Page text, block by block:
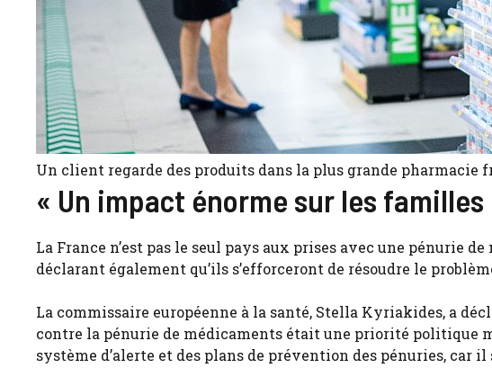
Un client regarde des produits dans la plus grande pharmacie
« Un impact énorme sur les familles
La France n’est pas le seul pays aux prises avec une pénurie
déclarant également qu’ils s’efforceront de résoudre le
La commissaire européenne à la santé, Stella Kyriakides, a
contre la pénurie de médicaments était une priorité politique
système d’alerte et des plans de prévention des pénuries, car